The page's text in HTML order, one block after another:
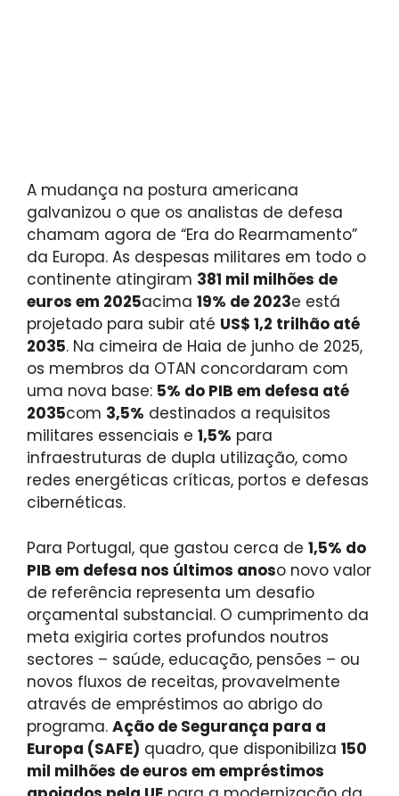
A mudança na postura americana
galvanizou o que os analistas de defesa
chamam agora de “Era do Rearmamento”
da Europa. As despesas militares em todo o
continente atingiram 381 mil milhões de
euros em 2025acima 19% de 2023e está
projetado para subir até US$ 1,2 trilhão até
2035. Na cimeira de Haia de junho de 2025,
os membros da OTAN concordaram com
uma nova base: 5% do PIB em defesa até
2035com 3,5% destinados a requisitos
militares essenciais e 1,5% para
infraestruturas de dupla utilização, como
redes energéticas críticas, portos e defesas
cibernéticas.
Para Portugal, que gastou cerca de 1,5% do
PIB em defesa nos últimos anoso novo valor
de referência representa um desafio
orçamental substancial. O cumprimento da
meta exigiria cortes profundos noutros
sectores – saúde, educação, pensões – ou
novos fluxos de receitas, provavelmente
através de empréstimos ao abrigo do
programa. Ação de Segurança para a
Europa (SAFE) quadro, que disponibiliza 150
mil milhões de euros em empréstimos